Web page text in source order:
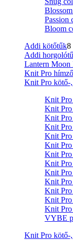
Passion
Bloom
Addi kötőtűk8
Addi
Lantern Moon
Knit Pro
Knit Pro kötő-
Knit Pro
Knit Pro
Knit Pro
Knit
Knit Pro
Knit Pro
Knit Pro
Knit Pro
Knit Pro
Knit Pro
Knit
Knit Pro
Knit Pro
VYBE
Knit Pro kötő-,